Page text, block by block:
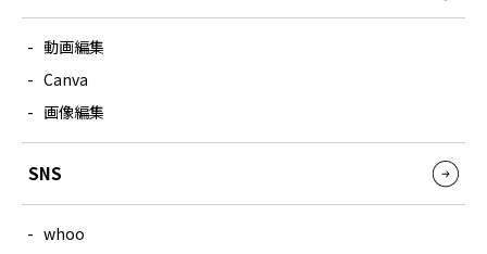
動画編集
Canva
画像編集
SNS
whoo